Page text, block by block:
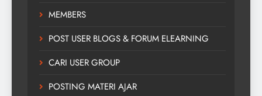
MEMBERS
POST USER BLOGS & FORUM ELEARNING
CARI USER GROUP
POSTING MATERI AJAR